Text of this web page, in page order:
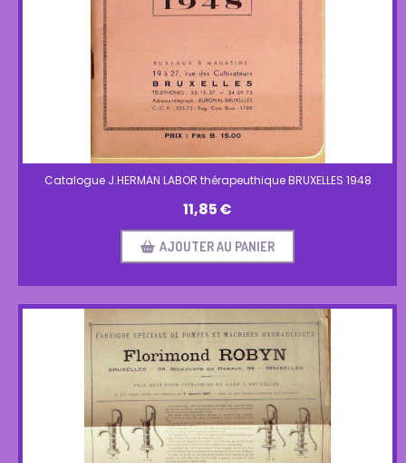
Catalogue J.HERMAN LABOR thérapeuthique BRUXELLES 1948
11,85€
AJOUTER AU PANIER